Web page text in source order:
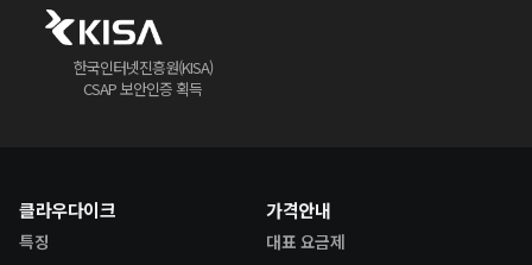
한국인터넷진흥원(KISA)
CSAP 보안인증 획득
클라우다이크
특징
가격안내
대표 요금제